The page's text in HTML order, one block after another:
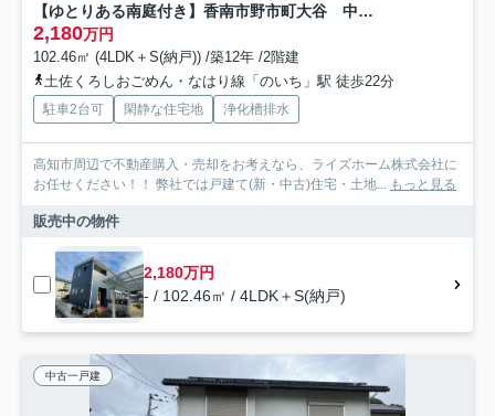
【ゆとりある南庭付き】香南市野市町大谷 中古一戸建て
2,180万円
102.46㎡ (4LDK＋S(納戸)) /築12年 /2階建
土佐くろしおごめん・なはり線「のいち」駅 徒歩22分
駐車2台可 閑静な住宅地 浄化槽排水
高知市周辺で不動産購入・売却をお考えなら、ライズホーム株式会社に
お任せください！！ 弊社では戸建て(新・中古)住宅・土地... もっと見る
販売中の物件
2,180万円
- / 102.46㎡ / 4LDK＋S(納戸)
中古一戸建